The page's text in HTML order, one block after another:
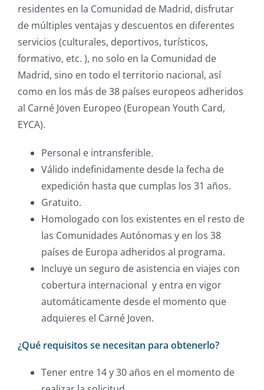
residentes en la Comunidad de Madrid, disfrutar
de múltiples ventajas y descuentos en diferentes
servicios (culturales, deportivos, turísticos,
formativo, etc. ), no solo en la Comunidad de
Madrid, sino en todo el territorio nacional, así
como en los más de 38 países europeos adheridos
al Carné Joven Europeo (European Youth Card,
EYCA).
Personal e intransferible.
Válido indefinidamente desde la fecha de
expedición hasta que cumplas los 31 años.
Gratuito.
Homologado con los existentes en el resto de
las Comunidades Autónomas y en los 38
países de Europa adheridos al programa.
Incluye un seguro de asistencia en viajes con
cobertura internacional y entra en vigor
automáticamente desde el momento que
adquieres el Carné Joven.
¿Qué requisitos se necesitan para obtenerlo?
Tener entre 14 y 30 años en el momento de